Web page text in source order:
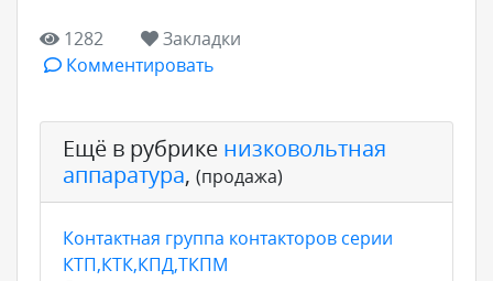
1282
Закладки
Комментировать
Ещё в рубрике низковольтная
аппаратура, (продажа)
Контактная группа контакторов серии
КТП,КТК,КПД,ТКПМ